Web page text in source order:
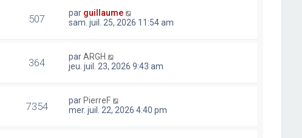
507 par guillaume
sam. juil. 25, 2026 11:54 am
364 parARGH
jeu. juil. 23, 2026 9:43 am
7354 par PierreF
mer. juil. 22, 2026 4:40 pm